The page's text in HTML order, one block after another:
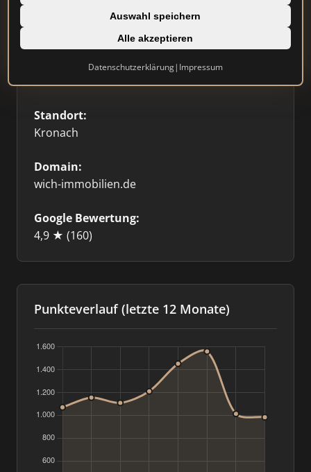
Auswahl speichern
Alle akzeptieren
Datenschutzerklärung| Impressum
⭐ Etabliert
Einzelner Makler
Standort:
Kronach
Domain:
wich-immobilien.de
Google Bewertung:
4,9 ★ (160)
Punkteverlauf (letzte 12 Monate)